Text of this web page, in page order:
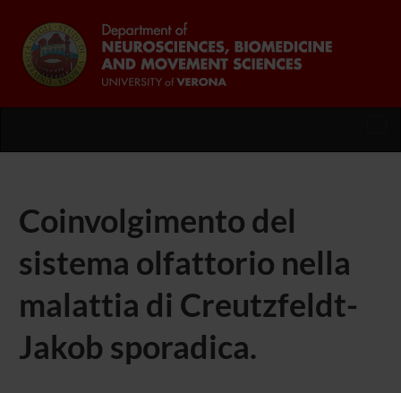
Coinvolgimento del
sistema olfattorio nella
malattia di Creutzfeldt-
Jakob sporadica.